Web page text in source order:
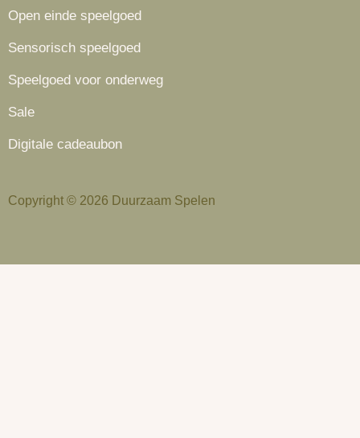
Open einde speelgoed
Sensorisch speelgoed
Speelgoed voor onderweg
Sale
Digitale cadeaubon
Copyright © 2026 Duurzaam Spelen